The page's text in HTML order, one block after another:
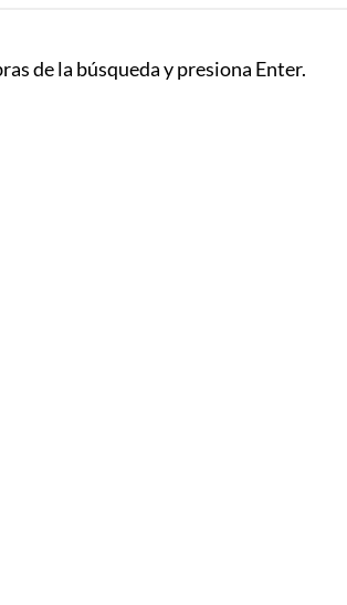
de la búsqueda y presiona Enter.